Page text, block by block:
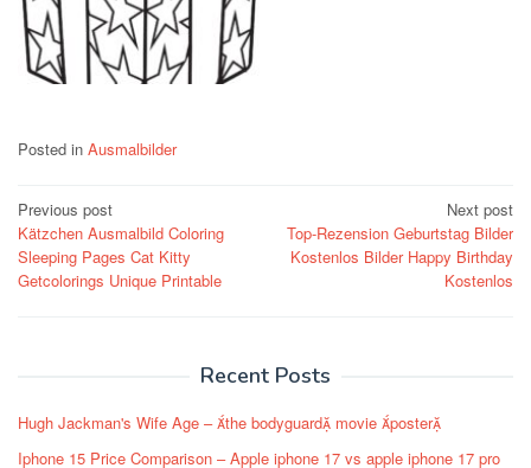
Posted in Ausmalbilder
Post
navigation
Previous post
Kätzchen Ausmalbild Coloring
Sleeping Pages Cat Kitty
Getcolorings Unique Printable
Next post
Top-Rezension Geburtstag Bilder
Kostenlos Bilder Happy Birthday
Kostenlos
Recent Posts
Hugh Jackman's Wife Age – the bodyguard movie poster
Iphone 15 Price Comparison – Apple iphone 17 vs apple iphone 17 pro